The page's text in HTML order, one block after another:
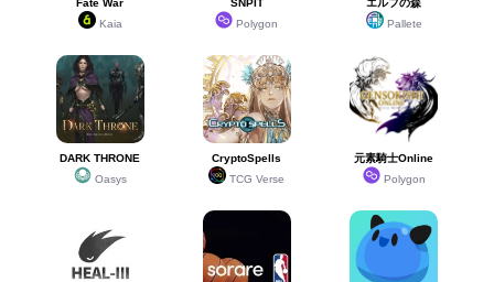
Fate War
Kaia
SNPIT
Polygon
エルフの森
Pallete
DARK THRONE
Oasys
CryptoSpells
TCG Verse
元素騎士Online
Polygon